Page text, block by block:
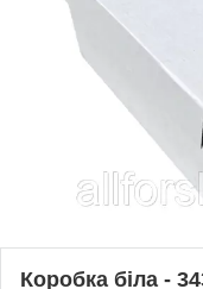
Коробка біла -